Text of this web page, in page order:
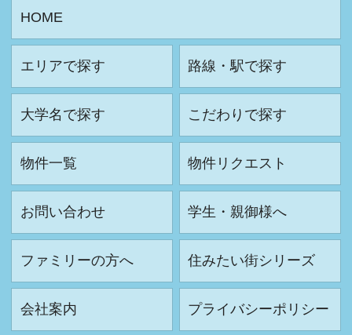
HOME
エリアで探す 路線・駅で探す
大学名で探す こだわりで探す
物件一覧 物件リクエスト
お問い合わせ 学生・親御様へ
ファミリーの方へ 住みたい街シリーズ
会社案内 プライバシーポリシー